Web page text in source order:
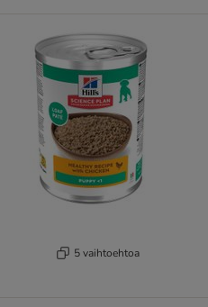
5 vaihtoehtoa